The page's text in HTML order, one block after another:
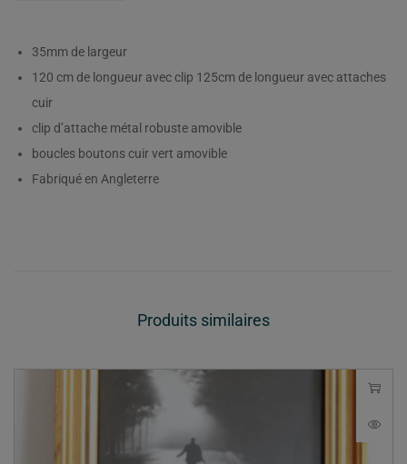
35mm de largeur
120 cm de longueur avec clip 125cm de longueur avec attaches
cuir
clip d’attache métal robuste amovible
boucles boutons cuir vert amovible
Fabriqué en Angleterre
Produits similaires